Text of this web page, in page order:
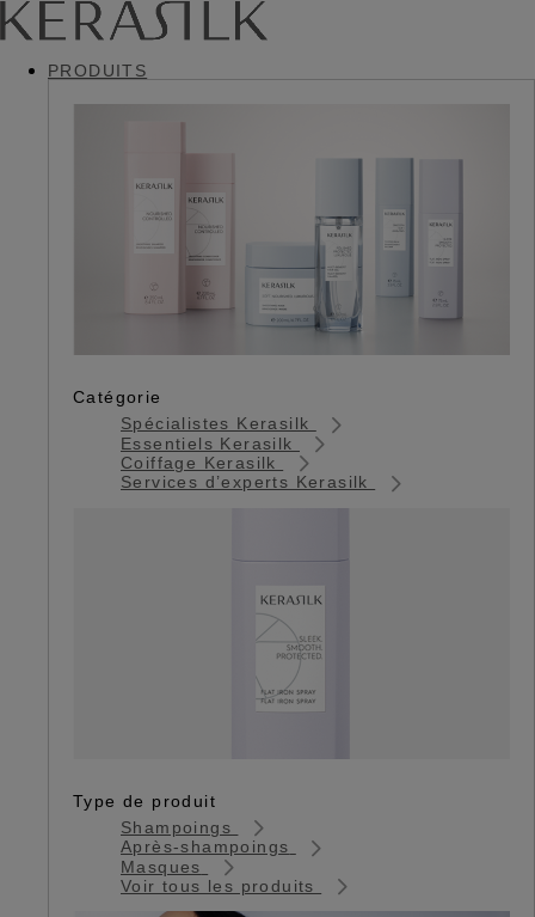
PRODUITS
Catégorie
Spécialistes Kerasilk
Essentiels Kerasilk
Coiffage Kerasilk
Services d’experts Kerasilk
Type de produit
Shampoings
Après-shampoings
Masques
Voir tous les produits